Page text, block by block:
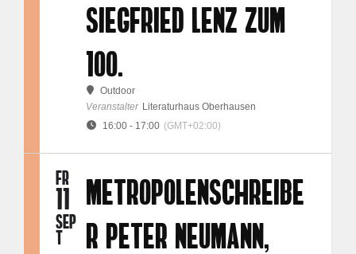
SIEGFRIED LENZ ZUM
100.
Outdoor
Veranstalter Literaturhaus Oberhausen
16:00 - 17:00 (GMT+02:00)
FR
11
SEP
T
METROPOLENSCHREIBE
R PETER NEUMANN,